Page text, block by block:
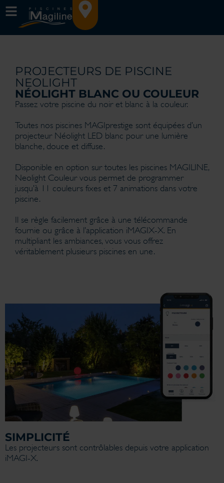
PROJECTEURS DE PISCINE
NEOLIGHT
NÉOLIGHT BLANC OU COULEUR
Passez votre piscine du noir et blanc à la couleur.
Toutes nos piscines MAGIprestige sont équipées d’un
projecteur Néolight LED blanc pour une lumière
blanche, douce et diffuse.
Disponible en option sur toutes les piscines MAGILINE,
Neolight Couleur vous permet de programmer
jusqu’à 11 couleurs fixes et 7 animations dans votre
piscine.
Il se règle facilement grâce à une télécommande
fournie ou grâce à l’application iMAGIX-X. En
multipliant les ambiances, vous vous offrez
véritablement plusieurs piscines en une.
SIMPLICITÉ
Les projecteurs sont contrôlables depuis votre application
iMAGI-X.